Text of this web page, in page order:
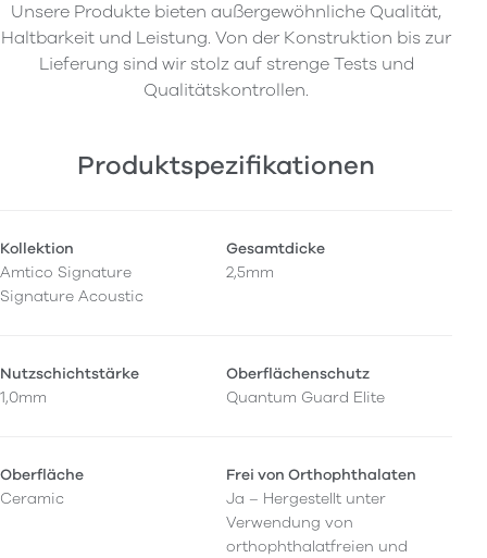
Unsere Produkte bieten außergewöhnliche Qualität,
Haltbarkeit und Leistung. Von der Konstruktion bis zur
Lieferung sind wir stolz auf strenge Tests und
Qualitätskontrollen.
Produktspezifikationen
Kollektion
Amtico Signature
Signature Acoustic
Gesamtdicke
2,5mm
Nutzschichtstärke
1,0mm
Oberflächenschutz
Quantum Guard Elite
Oberfläche
Ceramic
Frei von Orthophthalaten
Ja – Hergestellt unter
Verwendung von
orthophthalatfreien und